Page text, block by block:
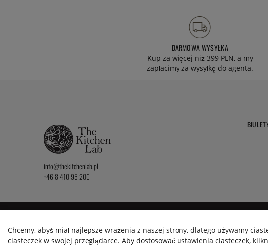
DARMOWA WYSYŁKA
Kup za więcej niż 399 PLN, a my
zapłacimy za wysyłkę do agenta.
info@thekitchenlab.pl
+46 8 410 95 200
2026 KitchenLab AB
Chcemy, abyś miał najlepsze wrażenia z naszej strony, dlatego używamy
ciasteczek w swojej przeglądarce. Aby dostosować ustawienia ciasteczek,